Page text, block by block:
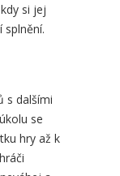
si jej
splnění.
s dalšími
se
hry až k